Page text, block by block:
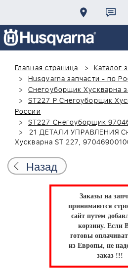
Главная страница
Каталог
Husqvarna запчасти - по
Снегоуборщик Хускварна
ST227 P Снегоуборщик
России
ST227 Снегоуборщик
21 ДЕТАЛИ УПРАВЛЕНИЯ
Хускварна ST 227,
Назад
Заказы на
принимаются
сайт путем
корзину. Если
готовы
из Европы, не
заказ !!!